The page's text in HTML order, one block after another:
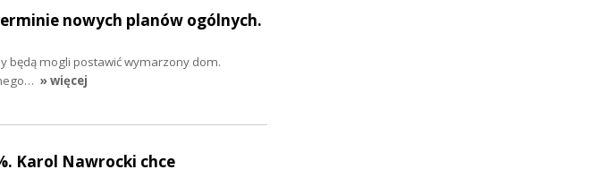
nowych planów ogólnych.
będą mogli postawić wymarzony dom.
» więcej
Karol Nawrocki chce